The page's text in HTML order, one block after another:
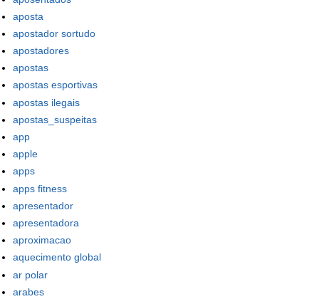
aposta
apostador sortudo
apostadores
apostas
apostas esportivas
apostas ilegais
apostas_suspeitas
app
apple
apps
apps fitness
apresentador
apresentadora
aproximacao
aquecimento global
ar polar
arabes